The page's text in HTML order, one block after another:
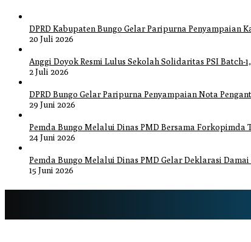
DPRD Kabupaten Bungo Gelar Paripurna Penyampaian
20 Juli 2026
Anggi Doyok Resmi Lulus Sekolah Solidaritas PSI
2 Juli 2026
DPRD Bungo Gelar Paripurna Penyampaian Nota
29 Juni 2026
Pemda Bungo Melalui Dinas PMD Bersama Forkopimda
24 Juni 2026
Pemda Bungo Melalui Dinas PMD Gelar Deklarasi
15 Juni 2026